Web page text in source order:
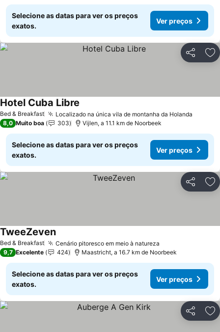
Selecione as datas para ver os preços
exatos.
Ver preços
Partilhar
Bed & Breakfast Localizado na única vila de montanha da Holanda
Hotel Cuba Libre
8,0 Muito boa 303 Vijlen, a 11.1 km de Noorbeek
Selecione as datas para ver os preços
exatos.
Ver preços
Partilhar
Bed & Breakfast Cenário pitoresco em meio à natureza
TweeZeven
9,7 Excelente 424 Maastricht, a 16.7 km de Noorbeek
Selecione as datas para ver os preços
exatos.
Ver preços
Partilhar